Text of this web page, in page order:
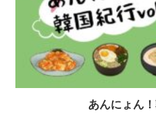
あんにょん